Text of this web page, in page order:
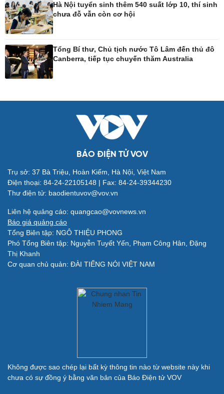
Ô tô - Xe máy
Ô tô
Xe máy
Tư vấn
Thông tin doanh nghiệp
Doanh nghiệp 24h
Dinh dưỡng - món ngon
Cây thuốc
Nhi khoa
Làm đẹp - giảm cân
Phòng mạch online
Đời sống
Nhà đẹp
Blog
Tình yêu - Gia đình
Văn hóa
Sân khấu - Điện ảnh
Âm nhạc
Quân sự - Quốc phòng
Hà Nội tuyển sinh thêm 540 suất lớp 10, thí sinh
chưa đỗ vẫn còn cơ hội
Tổng Bí thư, Chủ tịch nước Tô Lâm đến thủ đô
Canberra, tiếp tục chuyến thăm Australia
BÁO ĐIỆN TỬ VOV
Trụ sở: 37 Bà Triệu, Hoàn Kiếm, Hà Nội, Việt Nam
Điện thoại: 84-24-22105148 | Fax: 84-24-39344230
Thư điện tử: baodientuvov@vov.vn
Liên hệ quảng cáo: quangcao@vovnews.vn
Báo giá quảng cáo
Tổng Biên tập: NGÔ THIỆU PHONG
Phó Tổng Biên tập: Nguyễn Tuyết Yến, Phạm Công Hân, Đặng
Thị Khanh
Cơ quan chủ quản: ĐÀI TIẾNG NÓI VIỆT NAM
Không được sao chép lại bất kỳ thông tin nào từ website này khi
chưa có sự đồng ý bằng văn bản của Báo Điện tử VOV